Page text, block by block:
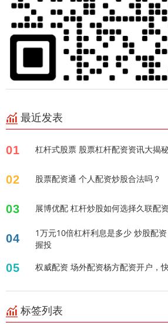
最近发表
01 杠杆式股票 股票杠杆配资资讯大揭
02 股票配资通 个人配资炒股合法吗？
03 展博优配 杠杆炒股如何选择久联配
04
1万元10倍杠杆利息是多少 炒股配
握投
05 权威配资 场外配资杨方配资开户，
标签列表